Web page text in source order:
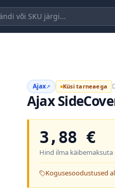
Ajax↗ Küsi tarneaega
Ajax
3,88 €
Hind ilma käibemaksuta
Kogusesoodustused